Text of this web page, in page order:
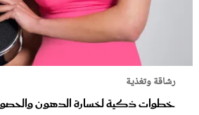
رشاقة وتغذية
خطوات ذكية لخسارة الدهون